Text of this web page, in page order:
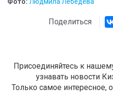
Фото: Людмила Лебедева
Поделиться
Присоединяйтесь к
узнавать новости
Только самое интересное,